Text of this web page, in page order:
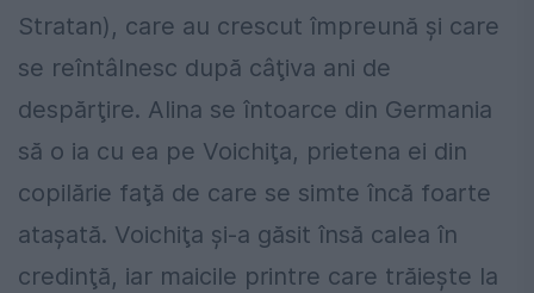
Stratan), care au crescut împreună şi care
se reîntâlnesc după câţiva ani de
despărţire. Alina se întoarce din Germania
să o ia cu ea pe Voichiţa, prietena ei din
copilărie faţă de care se simte încă foarte
ataşată. Voichiţa şi-a găsit însă calea în
credinţă, iar maicile printre care trăieşte la